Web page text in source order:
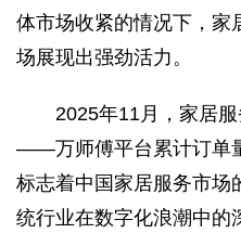
体市场收紧的情况下，家
场展现出强劲活力。
2025年11月，家居
——万师傅平台累计订单
标志着中国家居服务市场
统行业在数字化浪潮中的